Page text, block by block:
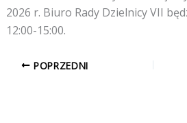
2026 r. Biuro Rady Dzielnicy VII
12:00-15:00.
POPRZEDNI